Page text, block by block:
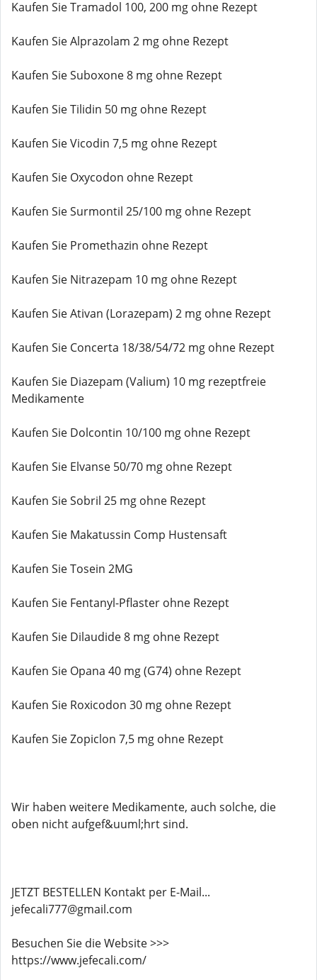
Kaufen Sie Tramadol 100, 200 mg ohne Rezept
Kaufen Sie Alprazolam 2 mg ohne Rezept
Kaufen Sie Suboxone 8 mg ohne Rezept
Kaufen Sie Tilidin 50 mg ohne Rezept
Kaufen Sie Vicodin 7,5 mg ohne Rezept
Kaufen Sie Oxycodon ohne Rezept
Kaufen Sie Surmontil 25/100 mg ohne Rezept
Kaufen Sie Promethazin ohne Rezept
Kaufen Sie Nitrazepam 10 mg ohne Rezept
Kaufen Sie Ativan (Lorazepam) 2 mg ohne Rezept
Kaufen Sie Concerta 18/38/54/72 mg ohne Rezept
Kaufen Sie Diazepam (Valium) 10 mg rezeptfreie
Medikamente
Kaufen Sie Dolcontin 10/100 mg ohne Rezept
Kaufen Sie Elvanse 50/70 mg ohne Rezept
Kaufen Sie Sobril 25 mg ohne Rezept
Kaufen Sie Makatussin Comp Hustensaft
Kaufen Sie Tosein 2MG
Kaufen Sie Fentanyl-Pflaster ohne Rezept
Kaufen Sie Dilaudide 8 mg ohne Rezept
Kaufen Sie Opana 40 mg (G74) ohne Rezept
Kaufen Sie Roxicodon 30 mg ohne Rezept
Kaufen Sie Zopiclon 7,5 mg ohne Rezept
Wir haben weitere Medikamente, auch solche, die
oben nicht aufgef&uuml;hrt sind.
JETZT BESTELLEN Kontakt per E-Mail...
jefecali777@gmail.com
Besuchen Sie die Website >>>
https://www.jefecali.com/